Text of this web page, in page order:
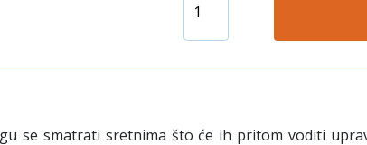
se smatrati sretnima što će ih pritom voditi